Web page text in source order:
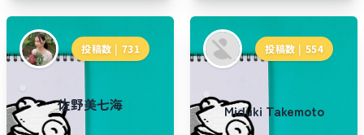
投稿数 | 731
佐野美七海
投稿数 | 554
Miduki Takemoto